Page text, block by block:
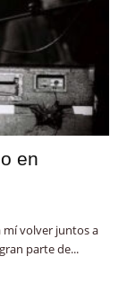
en
mí volver juntos a
parte de...